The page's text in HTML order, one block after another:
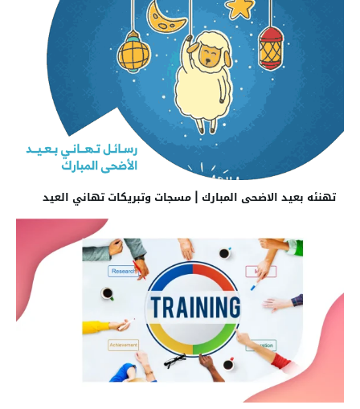
تهنئه بعيد الاضحى المبارك | مسجات وتبريكات تهاني العيد